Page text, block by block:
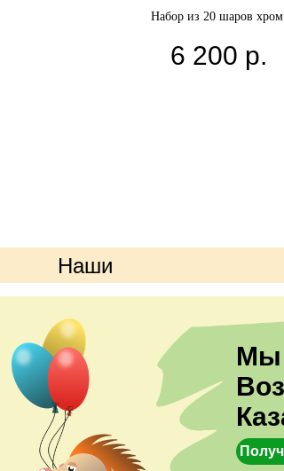
Набор из 20 шаров хром
цифра
6 200 р.
Наши
преимущества
Мы